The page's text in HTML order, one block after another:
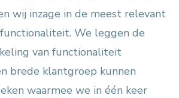
wij inzage in de meest relevant
We leggen de
van functionaliteit
brede klantgroep kunnen
waarmee we in één keer